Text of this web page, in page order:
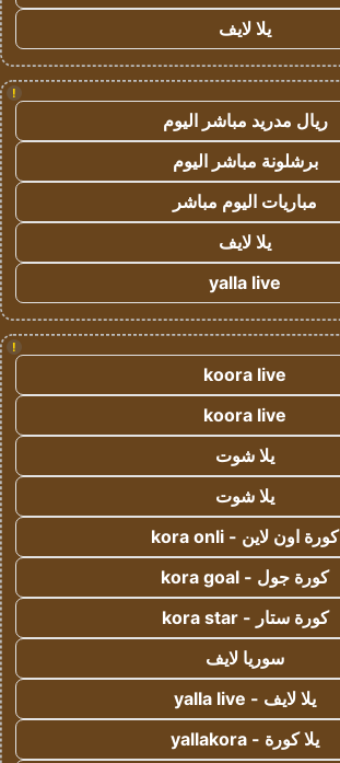
يلا لايف
!
ريال مدريد مباشر اليوم
برشلونة مباشر اليوم
مباريات اليوم مباشر
يلا لايف
yalla live
!
koora live
koora live
يلا شوت
يلا شوت
كورة اون لاين - kora onli
كورة جول - kora goal
كورة ستار - kora star
سوريا لايف
يلا لايف - yalla live
يلا كورة - yallakora